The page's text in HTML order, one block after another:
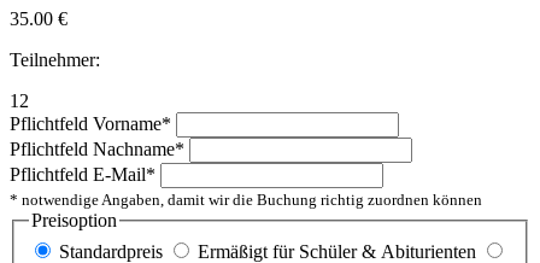
35.00 €
Teilnehmer:
12
Pflichtfeld Vorname*
Pflichtfeld Nachname*
Pflichtfeld E-Mail*
* notwendige Angaben, damit wir die Buchung richtig zuordnen können
Preisoption
Standardpreis
Ermäßigt für Schüler & Abiturienten